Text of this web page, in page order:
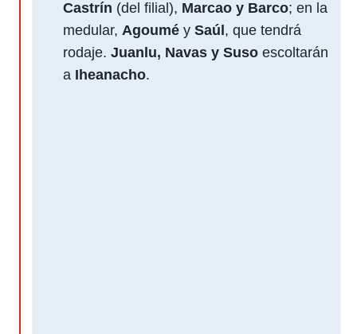
Castrín (del filial), Marcao y Barco; en la
medular, Agoumé y Saúl , que tendrá
rodaje. Juanlu, Navas y Suso escoltarán
a Iheanacho.